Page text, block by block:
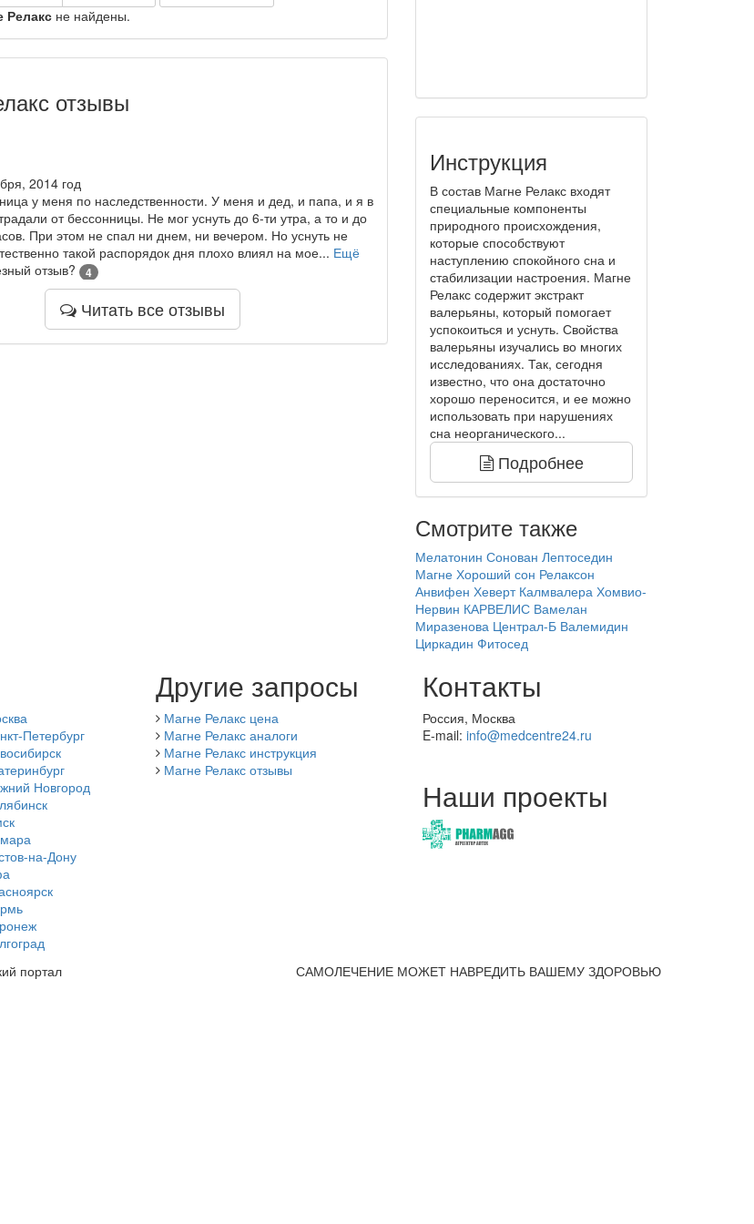
Релакс не найдены.
отзывы
2014 год
у меня по наследственности. У меня и дед, и папа, и я в
от бессонницы. Не мог уснуть до 6-ти утра, а то и до
При этом не спал ни днем, ни вечером. Но уснуть не
такой распорядок дня плохо влиял на мое... Ещё
отзыв?
4
Читать все отзывы
Инструкция
В состав Магне Релакс входят
специальные компоненты
природного происхождения,
которые способствуют
наступлению спокойного сна и
стабилизации настроения. Магне
Релакс содержит экстракт
валерьяны, который помогает
успокоиться и уснуть. Свойства
валерьяны изучались во многих
исследованиях. Так, сегодня
известно, что она достаточно
хорошо переносится, и ее можно
использовать при нарушениях
сна неорганического...
Подробнее
Смотрите также
Мелатонин Сонован Лептоседин
Магне Хороший сон Релаксон
Анвифен Хеверт Калмвалера Хомвио-
Нервин КАРВЕЛИС Вамелан
Миразенова Централ-Б Валемидин
Циркадин Фитосед
Петербург
Новгород
на-Дону
Другие запросы
Магне Релакс цена
Магне Релакс аналоги
Магне Релакс инструкция
Магне Релакс отзывы
Контакты
Россия, Москва
E-mail: info@medcentre24.ru
Наши проекты
портал
САМОЛЕЧЕНИЕ МОЖЕТ НАВРЕДИТЬ ВАШЕМУ ЗДОРОВЬЮ